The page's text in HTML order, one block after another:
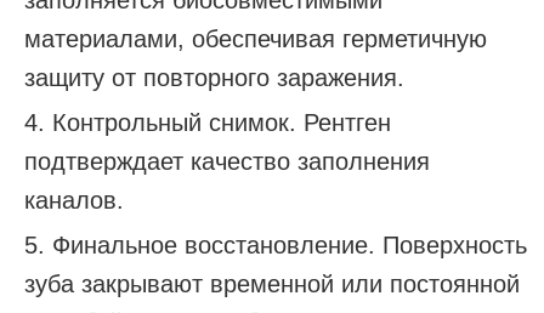
материалами, обеспечивая герметичную
защиту от повторного заражения.
Контрольный снимок. Рентген
подтверждает качество заполнения
каналов.
Финальное восстановление. Поверхность
зуба закрывают временной или постоянной